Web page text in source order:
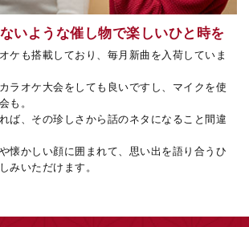
いような催し物で楽しいひと時を
ケも搭載しており、毎月新曲を入荷していま
ラオケ大会をしても良いですし、マイクを使
も。
ば、その珍しさから話のネタになること間違
懐かしい顔に囲まれて、思い出を語り合うひ
みいただけます。